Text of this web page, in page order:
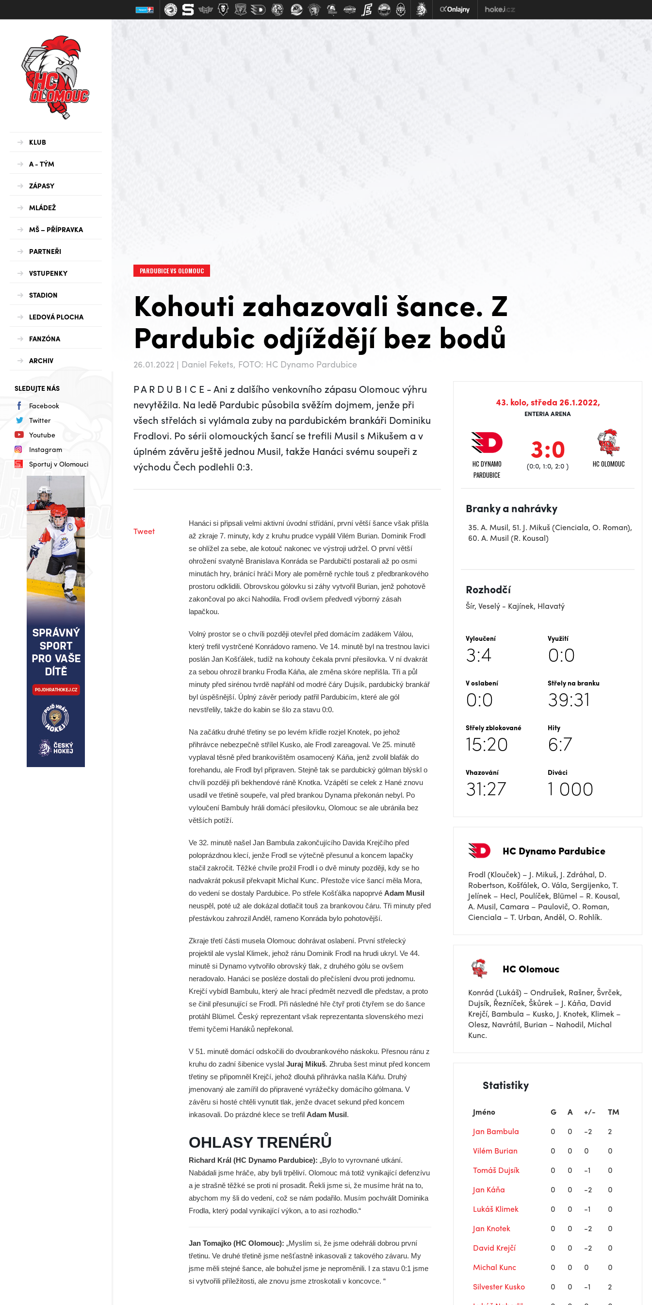
KLUB
A - TÝM
ZÁPASY
MLÁDEŽ
MŠ – PŘÍPRAVKA
PARTNEŘI
VSTUPENKY
STADION
LEDOVÁ PLOCHA
FANZÓNA
ARCHIV
SLEDUJTE NÁS
Facebook
Twitter
Youtube
Instagram
Sportuj v Olomouci
PARDUBICE VS OLOMOUC
Kohouti zahazovali šance. Z
Pardubic odjíždějí bez bodů
26.01.2022 | Daniel Fekets, FOTO: HC Dynamo Pardubice
P A R D U B I C E - Ani z dalšího venkovního zápasu Olomouc výhru
nevytěžila. Na ledě Pardubic působila svěžím dojmem, jenže při
všech střelách si vylámala zuby na pardubickém brankáři Dominiku
Frodlovi. Po sérii olomouckých šancí se trefili Musil s Mikušem a v
úplném závěru ještě jednou Musil, takže Hanáci svému soupeři z
východu Čech podlehli 0:3.
Tweet
Hanáci si připsali velmi aktivní úvodní střídání, první větší šance však přišla
až zkraje 7. minuty, kdy z kruhu prudce vypálil Vilém Burian. Dominik Frodl
se ohlížel za sebe, ale kotouč nakonec ve výstroji udržel. O první větší
ohrožení svatyně Branislava Konráda se Pardubičtí postarali až po osmi
minutách hry, bránící hráči Mory ale poměrně rychle touš z předbrankového
prostoru odklidili. Obrovskou gólovku si záhy vytvořil Burian, jenž pohotově
zakončoval po akci Nahodila. Frodl ovšem předvedl výborný zásah
lapačkou.
Volný prostor se o chvíli později otevřel před domácím zadákem Válou,
který trefil vystrčené Konrádovo rameno. Ve 14. minutě byl na trestnou lavici
poslán Jan Košťálek, tudíž na kohouty čekala první přesilovka. V ní dvakrát
za sebou ohrozil branku Frodla Káňa, ale změna skóre nepřišla. Tři a půl
minuty před sirénou tvrdě napřáhl od modré čáry Dujsík, pardubický brankář
byl úspěšnější. Úplný závěr periody patřil Pardubicím, které ale gól
nevstřelily, takže do kabin se šlo za stavu 0:0.
Na začátku druhé třetiny se po levém křídle rozjel Knotek, po jehož
přihrávce nebezpečně střílel Kusko, ale Frodl zareagoval. Ve 25. minutě
vyplaval těsně před brankovištěm osamocený Káňa, jenž zvolil blafák do
forehandu, ale Frodl byl připraven. Stejně tak se pardubický gólman blýskl o
chvíli později při bekhendové ráně Knotka. Vzápětí se celek z Hané znovu
usadil ve třetině soupeře, val před brankou Dynama překonán nebyl. Po
vyloučení Bambuly hráli domácí přesilovku, Olomouc se ale ubránila bez
větších potíží.
Ve 32. minutě našel Jan Bambula zakončujícího Davida Krejčího před
poloprázdnou klecí, jenže Frodl se výtečně přesunul a koncem lapačky
stačil zakročit. Těžké chvíle prožil Frodl i o dvě minuty později, kdy se ho
nadvakrát pokusil překvapit Michal Kunc. Přestože více šancí měla Mora,
do vedení se dostaly Pardubice. Po střele Košťálka napoprvéAdam Musil
neuspěl, poté už ale dokázal dotlačit touš za brankovou čáru. Tři minuty před
přestávkou zahrozil Anděl, rameno Konráda bylo pohotovější.
Zkraje třetí části musela Olomouc dohrávat oslabení. První střelecký
projektil ale vyslal Klimek, jehož ránu Dominik Frodl na hrudi ukryl. Ve 44.
minutě si Dynamo vytvořilo obrovský tlak, z druhého gólu se ovšem
neradovalo. Hanáci se posléze dostali do přečíslení dvou proti jednomu.
Krejčí vybídl Bambulu, který ale hrací předmět nezvedl dle představ, a proto
se činil přesunující se Frodl. Při následné hře čtyř proti čtyřem se do šance
protáhl Blümel. Český reprezentant však reprezentanta slovenského mezi
třemi tyčemi Hanáků nepřekonal.
V 51. minutě domácí odskočili do dvoubrankového náskoku. Přesnou ránu z
kruhu do zadní šibenice vyslalJuraj Mikuš. Zhruba šest minut před koncem
třetiny se připomněl Krejčí, jehož dlouhá přihrávka našla Káňu. Druhý
jmenovaný ale zamířil do připravené vyrážečky domácího gólmana. V
závěru si hosté chtěli vynutit tlak, jenže dvacet sekund před koncem
inkasovali. Do prázdné klece se trefilAdam Musil.
OHLASY TRENÉRŮ
Richard Král (HC Dynamo Pardubice): „Bylo to vyrovnané utkání.
Nabádali jsme hráče, aby byli trpěliví. Olomouc má totiž vynikající defenzívu
a je strašně těžké se proti ní prosadit. Řekli jsme si, že musíme hrát na to,
abychom my šli do vedení, což se nám podařilo. Musím pochválit Dominika
Frodla, který podal vynikající výkon, a to asi rozhodlo.“
Jan Tomajko (HC Olomouc): „Myslím si, že jsme odehráli dobrou první
třetinu. Ve druhé třetině jsme nešťastně inkasovali z takového závaru. My
jsme měli stejné šance, ale bohužel jsme je neproměnili. I za stavu 0:1 jsme
si vytvořili příležitosti, ale znovu jsme ztroskotali v koncovce. “
43. kolo, středa 26.1.2022,
ENTERIA ARENA
HC DYNAMO
PARDUBICE
3:0
(0:0, 1:0, 2:0 ) HC OLOMOUC
Branky a nahrávky
35. A. Musil, 51. J. Mikuš (Cienciala, O. Roman),
60. A. Musil (R. Kousal)
Rozhodčí
Šír, Veselý - Kajínek, Hlavatý
Vyloučení
3:4
Využití
0:0
V oslabení
0:0
Střely na branku
39:31
Střely zblokované
15:20
Hity
6:7
Vhazování
31:27
Diváci
1 000
HC Dynamo Pardubice
Frodl (Klouček) – J. Mikuš, J. Zdráhal, D.
Robertson, Košťálek, O. Vála, Sergijenko, T.
Jelínek – Hecl, Poulíček, Blümel – R. Kousal,
A. Musil, Camara – Paulovič, O. Roman,
Cienciala – T. Urban, Anděl, O. Rohlík.
HC Olomouc
Konrád (Lukáš) – Ondrušek, Rašner, Švrček,
Dujsík, Řezníček, Škůrek – J. Káňa, David
Krejčí, Bambula – Kusko, J. Knotek, Klimek –
Olesz, Navrátil, Burian – Nahodil, Michal
Kunc.
Statistiky
Jméno G A +/-
TM
Jan Bambula
0 0 -2
2
Vilém Burian
0 0 0
0
Tomáš Dujsík
0 0 -1
0
Jan Káňa
0 0 -2
0
Lukáš Klimek
0 0 -1
0
Jan Knotek
0 0 -2
0
David Krejčí
0 0 -2
0
Michal Kunc
0 0 0
0
Silvester Kusko
0 0 -1
2